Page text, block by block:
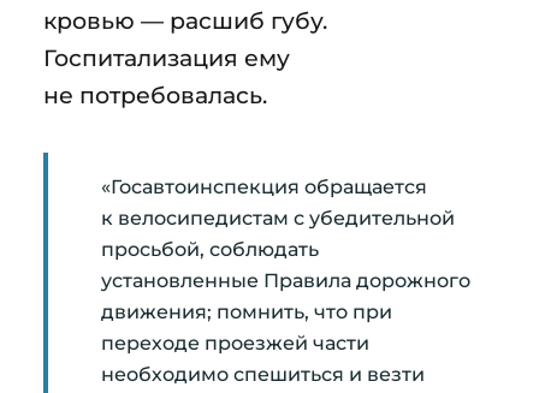
кровью — расшиб губу.
Госпитализация ему
не потребовалась.
«Госавтоинспекция обращается
к велосипедистам с убедительной
просьбой, соблюдать
установленные Правила дорожного
движения; помнить, что при
переходе проезжей части
необходимо спешиться и везти